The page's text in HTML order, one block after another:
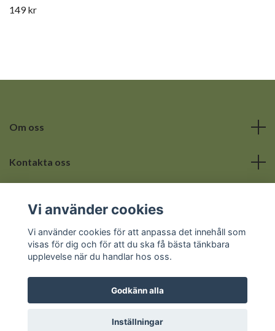
149 kr
Om oss
Kontakta oss
Sociala medier
© 2026 Hemmets lilla hörna
Vi använder cookies
Vi använder cookies för att anpassa det innehåll som
visas för dig och för att du ska få bästa tänkbara
upplevelse när du handlar hos oss.
Godkänn alla
Inställningar